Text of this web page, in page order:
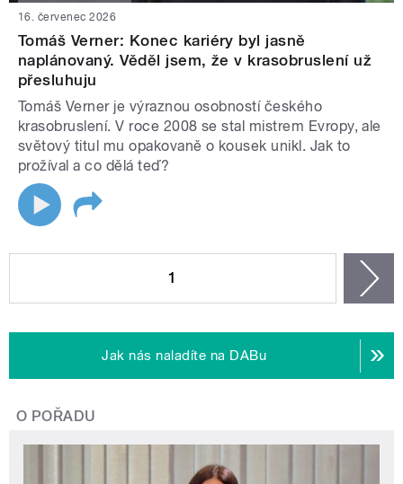
16. červenec 2026
Tomáš Verner: Konec kariéry byl jasně
naplánovaný. Věděl jsem, že v krasobruslení už
přesluhuju
Tomáš Verner je výraznou osobností českého
krasobruslení. V roce 2008 se stal mistrem Evropy, ale
světový titul mu opakovaně o kousek unikl. Jak to
prožíval a co dělá teď?
1
Jak nás naladíte na DABu
O POŘADU